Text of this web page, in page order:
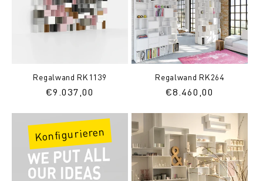
Regalwand RK1139
Normaler
€9.037,00
Regalwand RK264
Normaler
€8.460,00
Konfigurieren